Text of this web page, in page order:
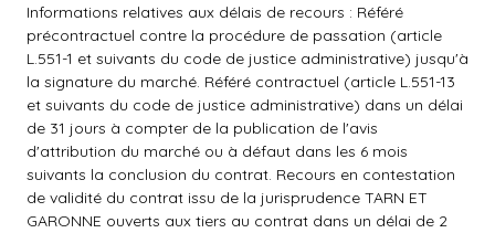
Informations relatives aux délais de recours : Référé
précontractuel contre la procédure de passation (article
L.551-1 et suivants du code de justice administrative) jusqu'à
la signature du marché. Référé contractuel (article L.551-13
et suivants du code de justice administrative) dans un délai
de 31 jours à compter de la publication de l'avis
d'attribution du marché ou à défaut dans les 6 mois
suivants la conclusion du contrat. Recours en contestation
de validité du contrat issu de la jurisprudence TARN ET
GARONNE ouverts aux tiers au contrat dans un délai de 2